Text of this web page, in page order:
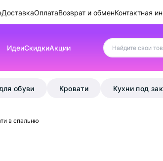
ДоставкаОплатаВозврат и обменКонтактная
ИдеиСкидкиАкции
обуви Кровати Кухни под
в спальню